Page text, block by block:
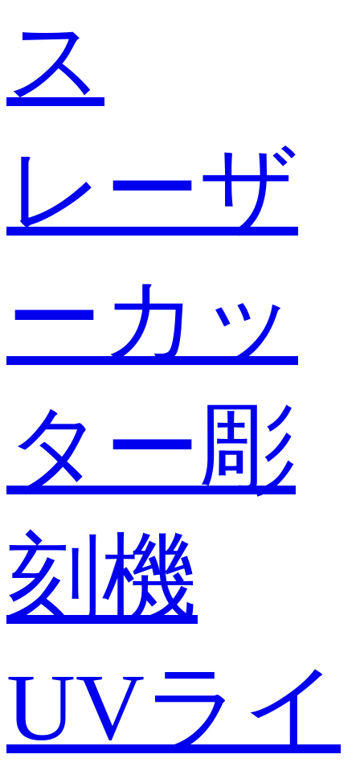
ス
レーザ
ーカッ
ター彫
刻機
UVライ